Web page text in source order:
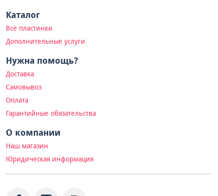
Каталог
Все пластинки
Дополнительные услуги
Нужна помощь?
Доставка
Самовывоз
Оплата
Гарантийные обязательства
О компании
Наш магазин
Юридическая информация